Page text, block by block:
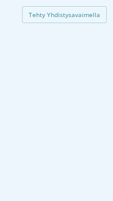
Tehty Yhdistysavaimella